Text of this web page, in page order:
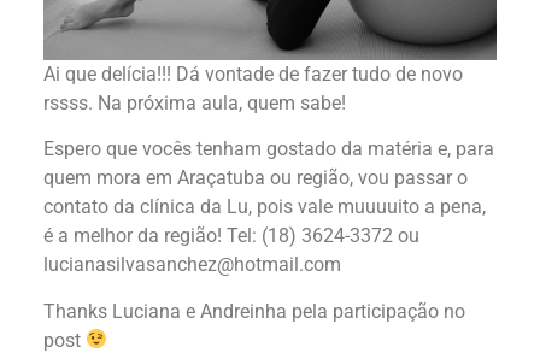
Ai que delícia!!! Dá vontade de fazer tudo de novo
rssss. Na próxima aula, quem sabe!
Espero que vocês tenham gostado da matéria e, para
quem mora em Araçatuba ou região, vou passar o
contato da clínica da Lu, pois vale muuuuito a pena,
é a melhor da região! Tel: (18) 3624-3372 ou
lucianasilvasanchez@hotmail.com
Thanks Luciana e Andreinha pela participação no
post